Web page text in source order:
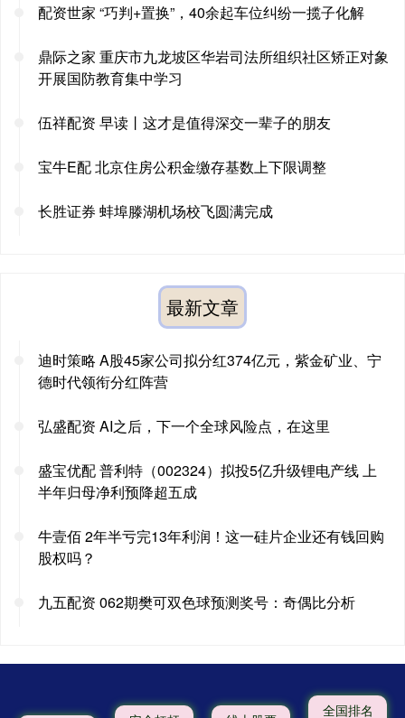
配资世家 “巧判+置换”，40余起车位纠纷一揽子化解
鼎际之家 重庆市九龙坡区华岩司法所组织社区矫正对象
开展国防教育集中学习
伍祥配资 早读丨这才是值得深交一辈子的朋友
宝牛E配 北京住房公积金缴存基数上下限调整
长胜证券 蚌埠滕湖机场校飞圆满完成
最新文章
迪时策略 A股45家公司拟分红374亿元，紫金矿业、宁
德时代领衔分红阵营
弘盛配资 AI之后，下一个全球风险点，在这里
盛宝优配 普利特（002324）拟投5亿升级锂电产线 上
半年归母净利预降超五成
牛壹佰 2年半亏完13年利润！这一硅片企业还有钱回购
股权吗？
九五配资 062期樊可双色球预测奖号：奇偶比分析
全国排名